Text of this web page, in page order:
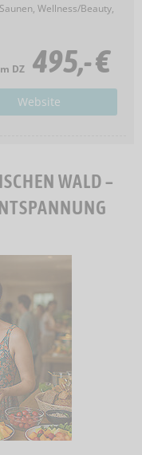
Wellness/Beauty,
DZ 495,- €
Website
WALD –